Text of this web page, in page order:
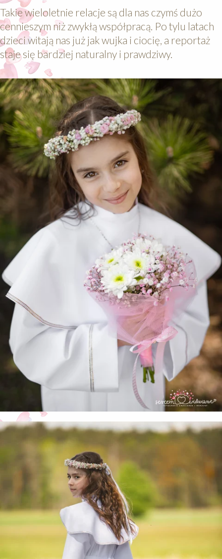
Takie wieloletnie relacje są dla nas czymś dużo
cennieszym niż zwykłą współpracą. Po tylu latach
dzieci witają nas już jak wujka i ciocię, a reportaż
staje się bardziej naturalny i prawdziwy.